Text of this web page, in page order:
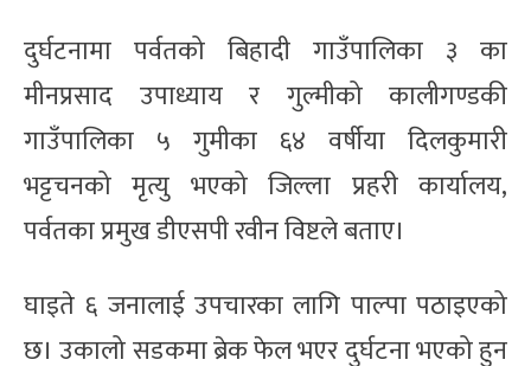
दुर्घटनामा पर्वतको बिहादी गाउँपालिका ३ का
मीनप्रसाद उपाध्याय र गुल्मीको कालीगण्डकी
गाउँपालिका ५ गुमीका ६४ वर्षीया दिलकुमारी
भट्टचनको मृत्यु भएको जिल्ला प्रहरी कार्यालय,
पर्वतका प्रमुख डीएसपी रवीन विष्टले बताए।
घाइते ६ जनालाई उपचारका लागि पाल्पा पठाइएको
छ। उकालो सडकमा ब्रेक फेल भएर दुर्घटना भएको हुन